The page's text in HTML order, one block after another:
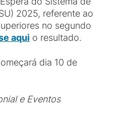
2025, referente ao
no segundo
aqui o resultado.
dia 10 de
e Eventos